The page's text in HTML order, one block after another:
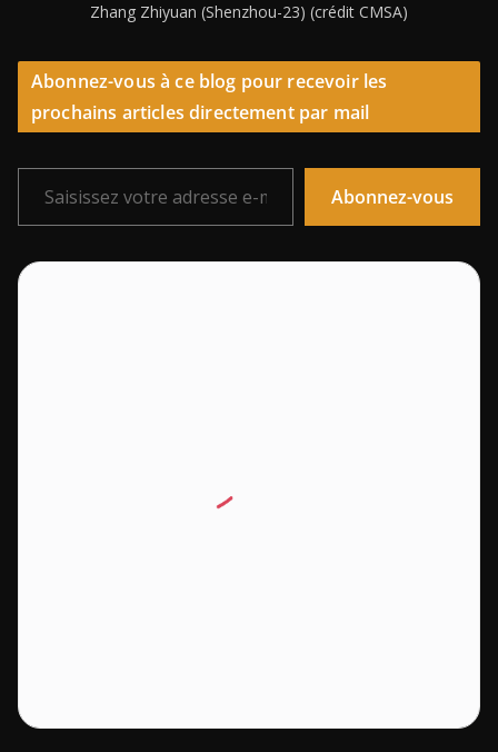
Zhang Zhiyuan (Shenzhou-23) (crédit CMSA)
Abonnez-vous à ce blog pour recevoir les
prochains articles directement par mail
Saisissez votre adresse e-mail…
Abonnez-vous